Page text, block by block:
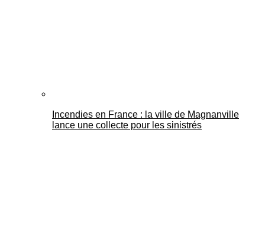
Incendies en France : la ville de Magnanville
lance une collecte pour les sinistrés